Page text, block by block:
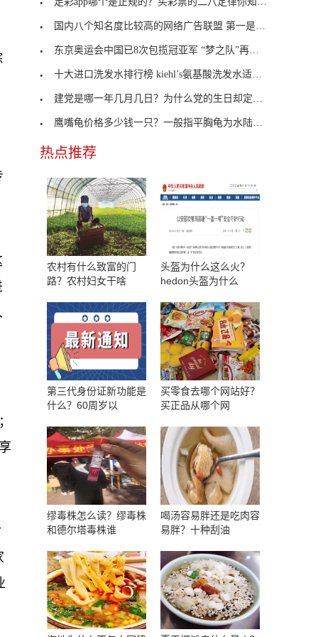
国内八个知名度比较高的网络广告联盟 第一是第三方
东京奥运会中国已8次包揽冠亚军 “梦之队”再夺金
十大进口洗发水排行榜 kiehl’s氨基酸洗发水适合女
建党是哪一年几月几日？为什么党的生日却定在7月1日
鹰嘴龟价格多少钱一只？一般指平胸龟为水陆两栖动物
热点推荐
农村有什么致富的门
路？农村妇女干啥
头盔为什么这么火？
hedon头盔为什么
第三代身份证新功能是
什么？60周岁以
买零食去哪个网站好？
买正品从哪个网
缪毒株怎么读？缪毒株
和德尔塔毒株谁
喝汤容易胖还是吃肉容
易胖？十种刮油